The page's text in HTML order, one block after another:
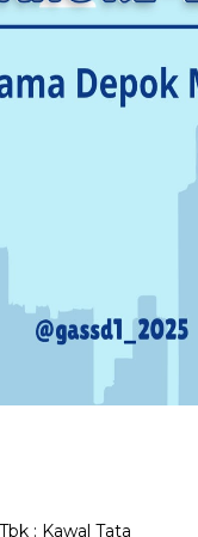
: Kawal Tata